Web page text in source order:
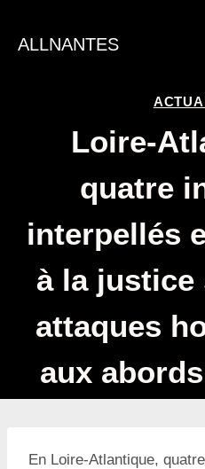
contenu
ALLNANTES
Loire-
quatre
interpellés
à la justice
attaques
aux
En Loire-Atlantique,